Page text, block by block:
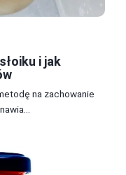
i jak
na zachowanie